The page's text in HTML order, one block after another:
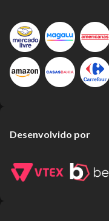
Desenvolvido por